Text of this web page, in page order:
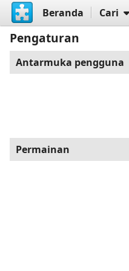
Beranda Cari
Pengaturan
Antarmuka pengguna
Permainan